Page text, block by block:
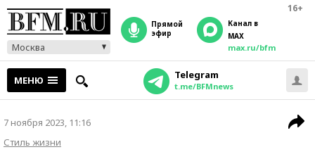
16+
Москва
прямой
эфир
Канал в
MAX
max.ru/bfm
МЕНЮ Telegram
t.me/BFMnews
7 ноября 2023, 11:16
Стиль жизни